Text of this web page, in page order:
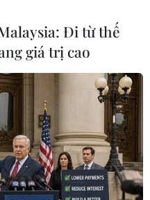
Đi từ thế
giá trị cao